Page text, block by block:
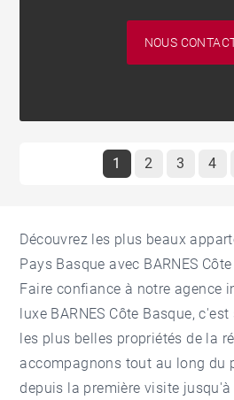
NOUS
1 2 3 4
Découvrez les plus beaux
Pays Basque avec BARNES
Faire confiance à notreagence
luxe BARNES Côte Basque,
les plus belles propriétés de la
accompagnons tout au long du
depuis la première visite